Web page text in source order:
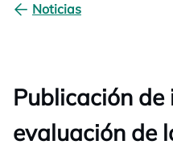
Noticias
Publicación de
evaluación de